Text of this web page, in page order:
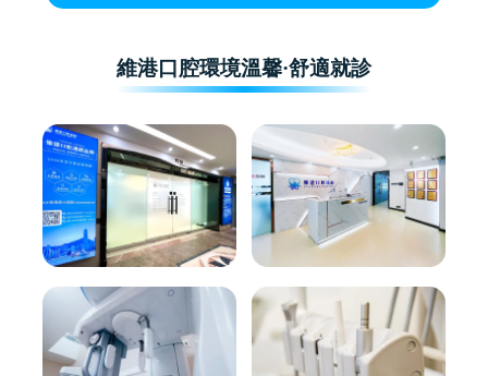
維港口腔環境溫馨·舒適就診